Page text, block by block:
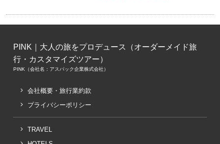
PINK｜大人の旅をプロデュース（オーダーメイド旅
行・カスタマイズツアー）
PINK（会社名：アスパック企業株式会社）
会社概要・旅行業約款
プライバシーポリシー
TRAVEL